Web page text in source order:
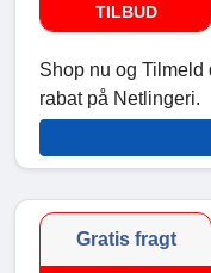
TILBUD
Shop nu og Tilmeld
rabat på Netlingeri.
Gratis fragt